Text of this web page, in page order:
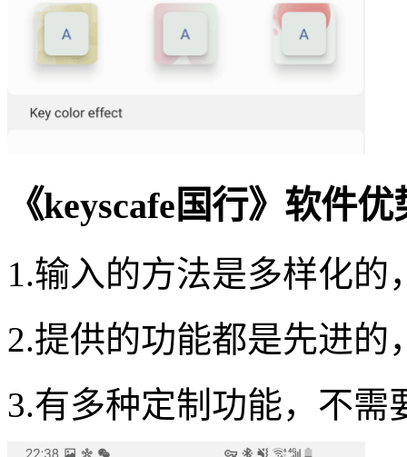
《keyscafe国行》软件
1.输入的方法是多样化
2.提供的功能都是先进
3.有多种定制功能，不需